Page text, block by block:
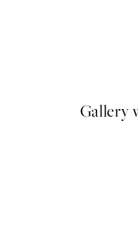
Gallery